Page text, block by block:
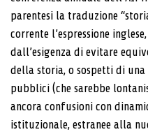
parentesi la traduzione
corrente l’espressione
dall’esigenza di evitare
della storia, o sospetti di
pubblici (che sarebbe
ancora confusioni con
istituzionale, estranee alla